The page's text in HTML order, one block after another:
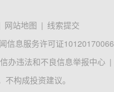
网站地图 | 线索提交
信息服务许可证10120170066
办违法和不良信息举报中心 |
构成投资建议。